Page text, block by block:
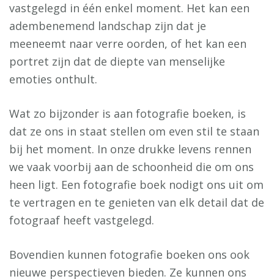
vastgelegd in één enkel moment. Het kan een
adembenemend landschap zijn dat je
meeneemt naar verre oorden, of het kan een
portret zijn dat de diepte van menselijke
emoties onthult.
Wat zo bijzonder is aan fotografie boeken, is
dat ze ons in staat stellen om even stil te staan
bij het moment. In onze drukke levens rennen
we vaak voorbij aan de schoonheid die om ons
heen ligt. Een fotografie boek nodigt ons uit om
te vertragen en te genieten van elk detail dat de
fotograaf heeft vastgelegd.
Bovendien kunnen fotografie boeken ons ook
nieuwe perspectieven bieden. Ze kunnen ons